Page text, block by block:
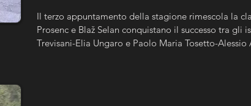
Il terzo appuntamento della stagione rimescola la
Prosenc e Blaž Selan conquistano il successo tra
Trevisani-Elia Ungaro e Paolo Maria Tosetto-